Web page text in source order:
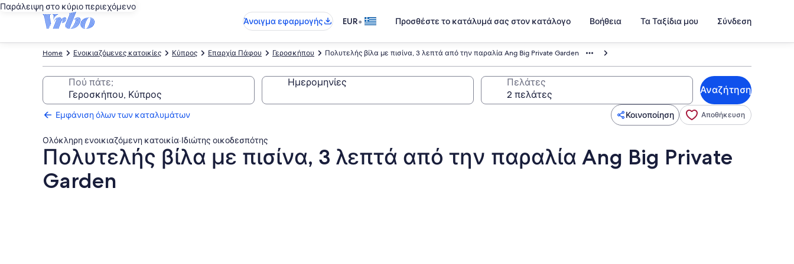
Παράλειψη στο κύριο περιεχόμενο
Άνοιγμα εφαρμογής
EUR• Προσθέστε το κατάλυμά σας στον κατάλογο Βοήθεια Τα Ταξίδια μου Σύνδεση
Πολυτελής βίλα με πισίνα, 3 λεπτά από την παραλία Ang Big Private Garden
Γεροσκήπου
Επαρχία Πάφου
Κύπρος
Ενοικιαζόμενες κατοικίες
Home
Πού πάτε; Ημερομηνίες Πελάτες
Αναζήτηση
Εμφάνιση όλων των καταλυμάτων Κοινοποίηση Αποθήκευση
Ολόκληρη ενοικιαζόμενη κατοικία·Ιδιώτης οικοδεσπότης
Πολυτελής βίλα με πισίνα, 3 λεπτά από την παραλία Ang Big Private
Garden